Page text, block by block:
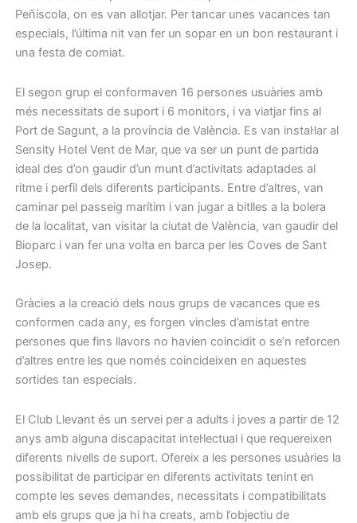
Peñíscola, on es van allotjar. Per tancar unes vacances tan
especials, l’última nit van fer un sopar en un bon restaurant i
una festa de comiat.
El segon grup el conformaven 16 persones usuàries amb
més necessitats de suport i 6 monitors, i va viatjar fins al
Port de Sagunt, a la província de València. Es van instal·lar al
Sensity Hotel Vent de Mar, que va ser un punt de partida
ideal des d’on gaudir d’un munt d’activitats adaptades al
ritme i perfil dels diferents participants. Entre d’altres, van
caminar pel passeig marítim i van jugar a bitlles a la bolera
de la localitat, van visitar la ciutat de València, van gaudir del
Bioparc i van fer una volta en barca per les Coves de Sant
Josep.
Gràcies a la creació dels nous grups de vacances que es
conformen cada any, es forgen vincles d’amistat entre
persones que fins llavors no havien coincidit o se’n reforcen
d’altres entre les que només coincideixen en aquestes
sortides tan especials.
El Club Llevant és un servei per a adults i joves a partir de 12
anys amb alguna discapacitat intel·lectual i que requereixen
diferents nivells de suport. Ofereix a les persones usuàries la
possibilitat de participar en diferents activitats tenint en
compte les seves demandes, necessitats i compatibilitats
amb els grups que ja hi ha creats, amb l’objectiu de